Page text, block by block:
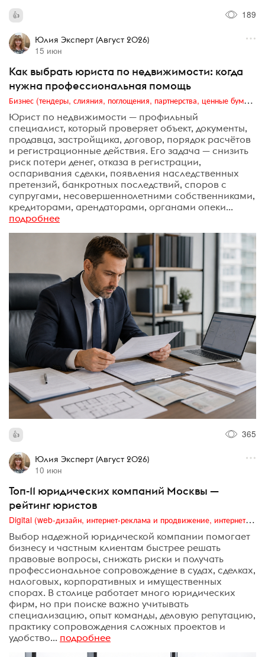
189
Юлия Эксперт (Август 2026)
15 июн
Как выбрать юриста по недвижимости: когда
нужна профессиональная помощь
Бизнес (тендеры, слияния, поглощения, партнерства, ценные бумаги, акционеры, финансы и отчетность)
Юрист по недвижимости — профильный
специалист, который проверяет объект, документы,
продавца, застройщика, договор, порядок расчётов
и регистрационные действия. Его задача — снизить
риск потери денег, отказа в регистрации,
оспаривания сделки, появления наследственных
претензий, банкротных последствий, споров с
супругами, несовершеннолетними собственниками,
кредиторами, арендаторами, органами опеки...
подробнее
365
Юлия Эксперт (Август 2026)
10 июн
Топ-11 юридических компаний Москвы —
рейтинг юристов
Digital (web-дизайн, интернет-реклама и продвижение, интернет-сообщества и блоги, интернет-коммуникации, мобильный маркетинг, реклама на цифровых экранах)
Выбор надежной юридической компании помогает
бизнесу и частным клиентам быстрее решать
правовые вопросы, снижать риски и получать
профессиональное сопровождение в судах, сделках,
налоговых, корпоративных и имущественных
спорах. В столице работает много юридических
фирм, но при поиске важно учитывать
специализацию, опыт команды, деловую репутацию,
практику сопровождения сложных проектов и
удобство... подробнее